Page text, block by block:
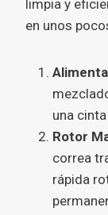
limpia y
en unos
una
Rotor
correa
rápida